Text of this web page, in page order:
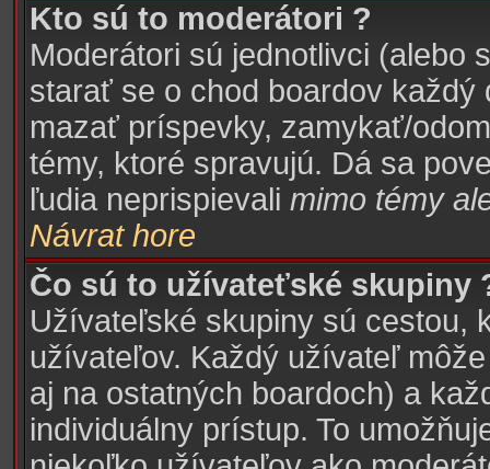
Kto sú to moderátori ?
Moderátori sú jednotlivci (alebo
starať se o chod boardov
mazať príspevky, zamykať/
témy, ktoré spravujú. Dá sa
ľudia neprispievali mimo témy
Návrat hore
Čo sú to užívateťské skupiny
Užívateľské skupiny sú cestou,
užívateľov. Každý užívateľ
aj na ostatných boardoch) a
individuálny prístup. To